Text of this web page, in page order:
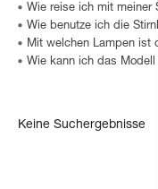
Wie reise ich mit meiner
Wie benutze ich die
Mit welchen Lampen ist
Wie kann ich das
Keine Suchergebnisse